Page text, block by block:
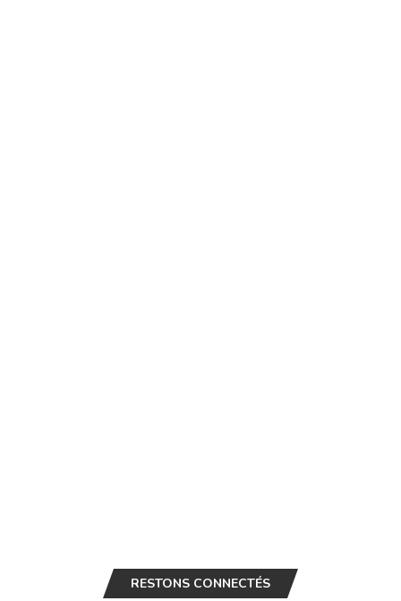
RESTONS CONNECTÉS